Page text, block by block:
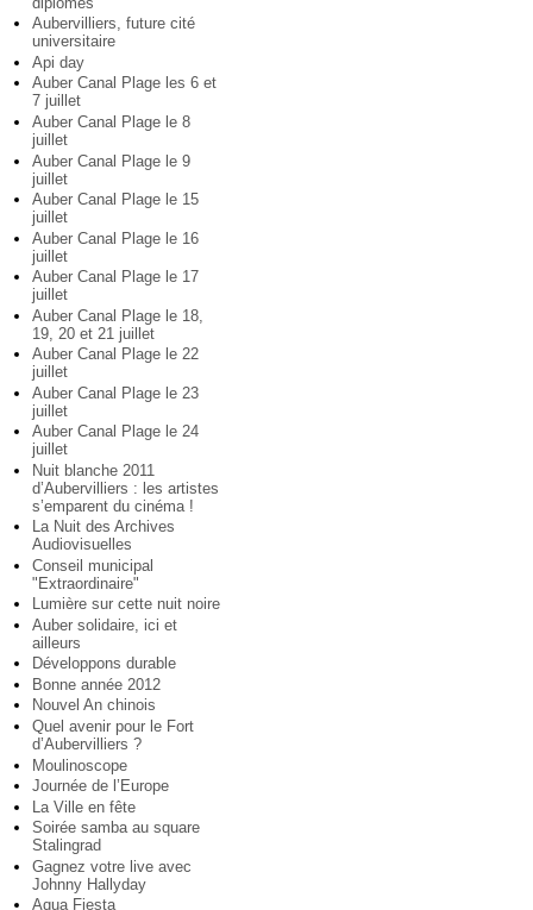
Aubervilliers, future cité
universitaire
Api day
Auber Canal Plage les 6 et
7 juillet
Auber Canal Plage le 8
juillet
Auber Canal Plage le 9
juillet
Auber Canal Plage le 15
juillet
Auber Canal Plage le 16
juillet
Auber Canal Plage le 17
juillet
Auber Canal Plage le 18,
19, 20 et 21 juillet
Auber Canal Plage le 22
juillet
Auber Canal Plage le 23
juillet
Auber Canal Plage le 24
juillet
Nuit blanche 2011
d’Aubervilliers : les artistes
s’emparent du cinéma !
La Nuit des Archives
Audiovisuelles
Conseil municipal
"Extraordinaire"
Lumière sur cette nuit noire
Auber solidaire, ici et
ailleurs
Développons durable
Bonne année 2012
Nouvel An chinois
Quel avenir pour le Fort
d’Aubervilliers ?
Moulinoscope
Journée de l’Europe
La Ville en fête
Soirée samba au square
Stalingrad
Gagnez votre live avec
Johnny Hallyday
Aqua Fiesta